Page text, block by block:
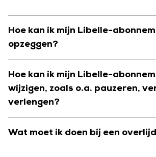
Hoe kan ik mijn Libelle-
opzeggen?
Hoe kan ik mijn Libelle-
wijzigen, zoals o.a. pauzeren,
verlengen?
Wat moet ik doen bij een